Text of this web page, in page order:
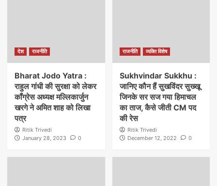
देश राजनीति
Bharat Jodo Yatra :
राहुल गांधी की सुरक्षा को लेकर
कॉंग्रेस अध्यक्ष मल्लिकार्जुन
खरगे ने अमित शाह को लिखा
पत्र
Ritik Trivedi
January 28, 2023
0
राजनीति व्यक्ति विशेष
Sukhvindar Sukkhu :
जानिए कौन हैं सुखविंदर सुख्खू
जिनके सर सज गया हिमाचल
का ताज, कैसे जीती CM पद
की रेस
Ritik Trivedi
December 12, 2022
0